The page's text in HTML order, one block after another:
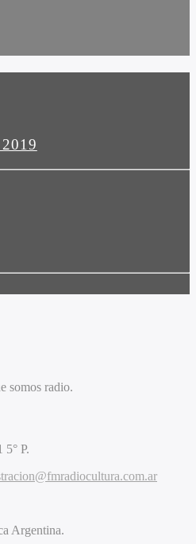
somos radio.
5° P.
Argentina.